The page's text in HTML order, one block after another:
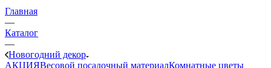
Главная
—
Каталог
—
Новогодний декор
АКЦИЯВесовой посадочный материалКомнатные цветы